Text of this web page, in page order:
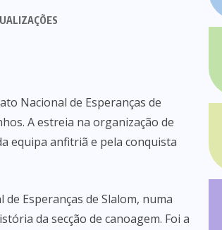
Nacional de Esperanças de
A estreia na organização de
equipa anfitriã e pela conquista
Esperanças de Slalom, numa
da secção de canoagem. Foi a